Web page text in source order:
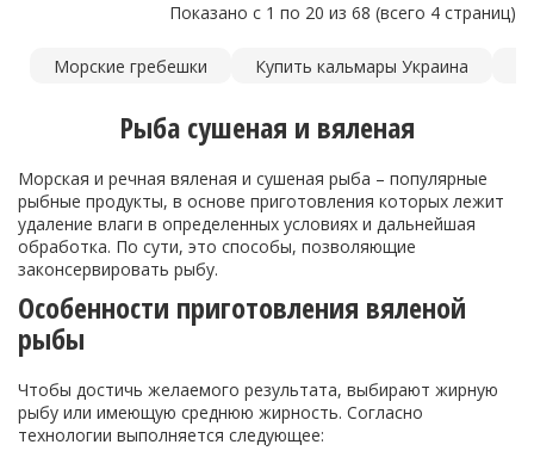
Показано с 1 по 20 из 68 (всего 4 страниц)
Морские гребешки Купить кальмары Украина
Рыба сушеная и вяленая
Морская и речная вяленая и сушеная рыба – популярные
рыбные продукты, в основе приготовления которых лежит
удаление влаги в определенных условиях и дальнейшая
обработка. По сути, это способы, позволяющие
законсервировать рыбу.
Особенности приготовления вяленой
рыбы
Чтобы достичь желаемого результата, выбирают жирную
рыбу или имеющую среднюю жирность. Согласно
технологии выполняется следующее: